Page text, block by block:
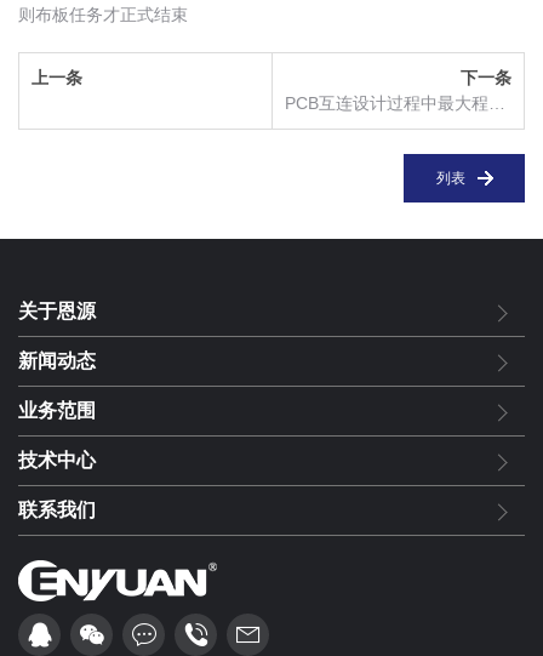
则布板任务才正式结束
上一条
下一条
列表
关于恩源
新闻动态
业务范围
技术中心
联系我们